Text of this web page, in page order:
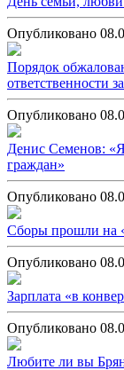
Опубликовано
Порядок
ответственности
Опубликовано
Денис Семенов:
граждан»
Опубликовано
Сборы прошли на
Опубликовано
Зарплата «в
Опубликовано
Любите ли вы